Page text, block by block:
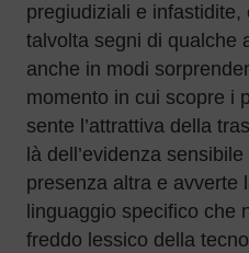
pregiudiziali e
talvolta segni di qualche
anche in modi
momento in cui scopre i
sente l’attrattiva della
là dell’evidenza
presenza altra e avverte
linguaggio specifico che
freddo lessico della